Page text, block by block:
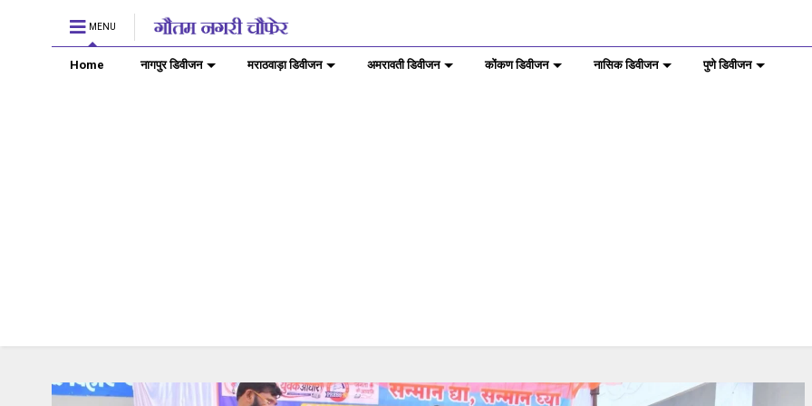
MENU
Home नागपुर डिवीजन मराठवाड़ा डिवीजन अमरावती डिवीजन कोंकण डिवीजन नासिक डिवीजन पुणे डिवीजन